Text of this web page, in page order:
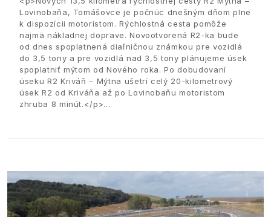
Lovinobaňa, Tomášovce je počnúc dnešným dňom plne
k dispozícii motoristom. Rýchlostná cesta pomôže
najmä nákladnej doprave. Novootvorená R2-ka bude
od dnes spoplatnená diaľničnou známkou pre vozidlá
do 3,5 tony a pre vozidlá nad 3,5 tony plánujeme úsek
spoplatniť mýtom od Nového roka. Po dobudovaní
úseku R2 Kriváň – Mýtna ušetrí celý 20-kilometrový
úsek R2 od Kriváňa až po Lovinobaňu motoristom
zhruba 8 minút.</p>